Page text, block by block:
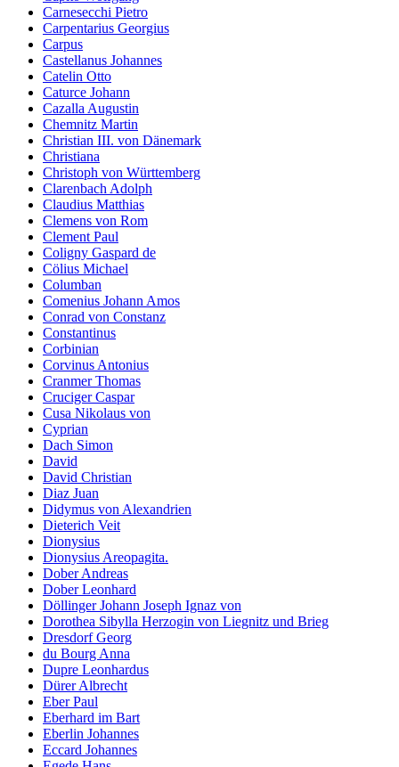
Carnesecchi Pietro
Carpentarius Georgius
Carpus
Castellanus Johannes
Catelin Otto
Caturce Johann
Cazalla Augustin
Chemnitz Martin
Christian III. von Dänemark
Christiana
Christoph von Württemberg
Clarenbach Adolph
Claudius Matthias
Clemens von Rom
Clement Paul
Coligny Gaspard de
Cölius Michael
Columban
Comenius Johann Amos
Conrad von Constanz
Constantinus
Corbinian
Corvinus Antonius
Cranmer Thomas
Cruciger Caspar
Cusa Nikolaus von
Cyprian
Dach Simon
David
David Christian
Diaz Juan
Didymus von Alexandrien
Dieterich Veit
Dionysius
Dionysius Areopagita.
Dober Andreas
Dober Leonhard
Döllinger Johann Joseph Ignaz von
Dorothea Sibylla Herzogin von Liegnitz und Brieg
Dresdorf Georg
du Bourg Anna
Dupre Leonhardus
Dürer Albrecht
Eber Paul
Eberhard im Bart
Eberlin Johannes
Eccard Johannes